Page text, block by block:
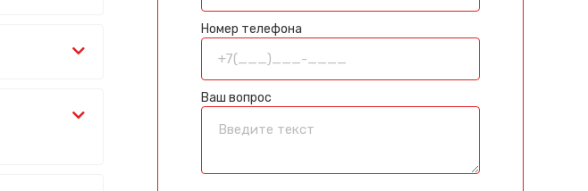
Номер телефона
Ваш вопрос